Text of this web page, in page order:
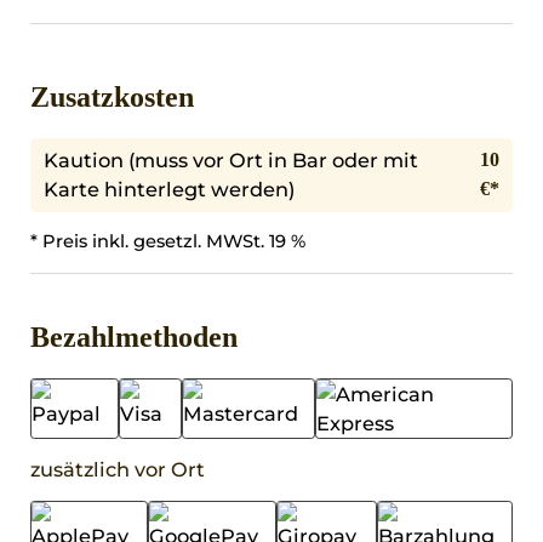
Zusatzkosten
Kaution (muss vor Ort in Bar oder mit
Karte hinterlegt werden)
10
€*
* Preis inkl. gesetzl. MWSt. 19 %
Bezahlmethoden
zusätzlich vor Ort